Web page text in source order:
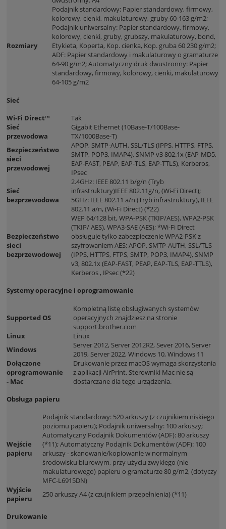
Rozmiary
Podajnik standardowy: Papier standardowy, firmowy,
kolorowy, cienki, makulaturowy, gruby 60-163 g/m2;
Podajnik uniwersalny: Papier standardowy, firmowy,
kolorowy, cienki, gruby, grubszy, makulaturowy, bond,
Etykieta, Koperta, Kop. cienka, Kop. gruba 60 230 g/m2;
ADF: Papier standardowy i makulaturowy o gramaturze
64-90 g/m2; Automatyczny druk dwustronny: Papier
standardowy, firmowy, kolorowy, cienki, makulaturowy
64-105 g/m2
Sieć
Wi-Fi Direct™
Tak
Sieć
przewodowa
Gigabit Ethernet (10Base-T/100Base-
TX/1000Base-T)
Bezpieczeństwo
sieci
przewodowej
APOP, SMTP-AUTH, SSL/TLS (IPPS, HTTPS, FTPS,
SMTP, POP3, IMAP4), SNMP v3 802.1x (EAP-MD5,
EAP-FAST, PEAP, EAP-TLS, EAP-TTLS), Kerberos,
IPsec
Sieć
bezprzewodowa
2.4GHz: IEEE 802.11 b/g/n (Tryb
infrastruktury)IEEE 802.11g/n, (Wi-Fi Direct);
5GHz: IEEE 802.11 a/n (Tryb infrastruktury), IEEE
802.11 a/n, (Wi-Fi Direct) (*22)
Bezpieczeństwo
sieci
bezprzewodowej
WEP 64/128 bit, WPA-PSK (TKIP/AES), WPA2-PSK
(TKIP/ AES), WPA3-SAE (AES); *Wi-Fi Direct
obsługuje tylko zabezpieczenie WPA2-PSK z
szyfrowaniem AES; APOP, SMTP-AUTH, SSL/TLS
(IPPS, HTTPS, FTPS, SMTP, POP3, IMAP4), SNMP
v3, 802.1x (EAP-FAST, PEAP, EAP-TLS, EAP-TTLS),
Kerberos , IPsec (*22)
Systemy operacyjne i oprogramowanie
Supported OS
Kompletną listę obsługiwanych systemów
operacyjnych znajdziesz na stronie
support.brother.com
Linux
Linux
Windows
Server 2012, Server 2012R2, Sever 2016, Server
2019, Server 2022, Windows 10, Windows 11
Dołączone
oprogramowanie
- Mac
Drukowanie przez macOS wymaga skorzystania
z aplikacji AirPrint. Sterowniki Mac nie są
dostarczane dla tego urządzenia.
Obsługa papieru
Wejście
papieru
Podajnik standardowy: 520 arkuszy (z czujnikiem niskiego
poziomu papieru); Podajnik uniwersalny: 100 arkuszy;
Automatyczny Podajnik Dokumentów (ADF): 80 arkuszy
(*11); Automatyczny Podajnik Dokumentów (ADF): 100
arkuszy - skanowanie/kopiowanie w normalnym
środowisku biurowym, przy użyciu zwykłego (nie
makulaturowego) papieru o gramaturze 80 g/m2, (dotyczy
MFC-L6915DN)
Wyjście
papieru
250 arkuszy A4 (z czujnikiem przepełnienia) (*11)
Drukowanie